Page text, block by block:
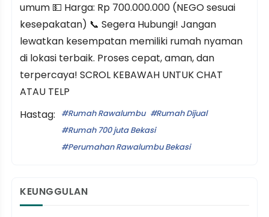
umum 💵 Harga: Rp 700.000.000 (NEGO sesuai
kesepakatan) 📞 Segera Hubungi! Jangan
lewatkan kesempatan memiliki rumah nyaman
di lokasi terbaik. Proses cepat, aman, dan
terpercaya! SCROL KEBAWAH UNTUK CHAT
ATAU TELP
Hastag:
Rumah Rawalumbu
Rumah Dijual
Rumah 700 juta Bekasi
Perumahan Rawalumbu Bekasi
KEUNGGULAN